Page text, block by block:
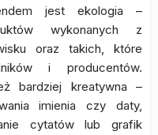
jest ekologia –
wykonanych z
oraz takich, które
i producentów.
bardziej kreatywna –
imienia czy daty,
cytatów lub grafik